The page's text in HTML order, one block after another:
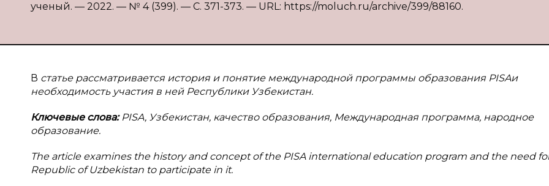
ученый. — 2022. — № 4 (399). — С. 371-373. — URL: https://moluch.ru/archive/399/88160.
В статье рассматривается история и понятие международной программы образования PISAи
необходимость участия в ней Республики Узбекистан.
Ключевые слова: PISA, Узбекистан, качество образования, Международная программа, народное
образование.
The article examines the history and concept of the PISA international education program and the need
Republic of Uzbekistan to participate in it.